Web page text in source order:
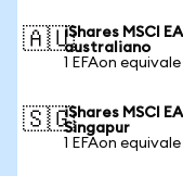
🇦🇺iShares MSCI
australiano
1 EFAon equivale
🇸🇬iShares MSCI
Singapur
1 EFAon